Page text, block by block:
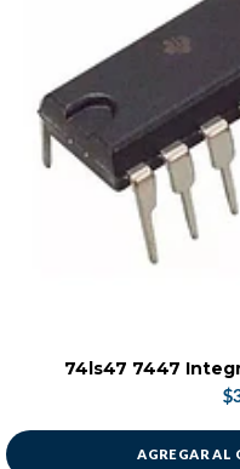
74ls47 7447
AGREGAR AL